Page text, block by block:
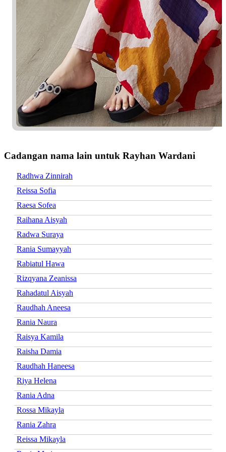
Cadangan nama lain untuk Rayhan Wardani
Radhwa Zinnirah
Reissa Sofia
Raesa Sofea
Raihana Aisyah
Radwa Suraya
Rania Sumayyah
Rabiatul Hawa
Rizqyana Zeanissa
Rahadatul Aisyah
Raudhah Aneesa
Rania Naura
Raisya Kamila
Raisha Damia
Raudhah Haneesa
Riya Helena
Rania Adna
Rossa Mikayla
Rania Zahra
Reissa Mikayla